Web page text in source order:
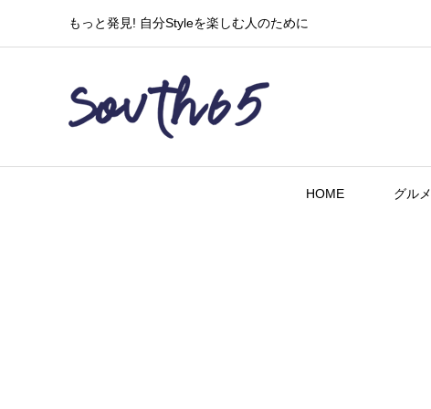
もっと発見! 自分Styleを楽しむ人のために
HOME グルメ